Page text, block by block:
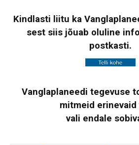
Kindlasti liitu ka
sest siis jõuab oluline
postkasti.
Vanglaplaneedi tegevuse
mitmeid erinevaid
vali endale